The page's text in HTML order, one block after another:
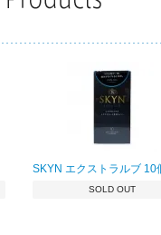
SKYN エクストラルブ 10
SOLD OUT